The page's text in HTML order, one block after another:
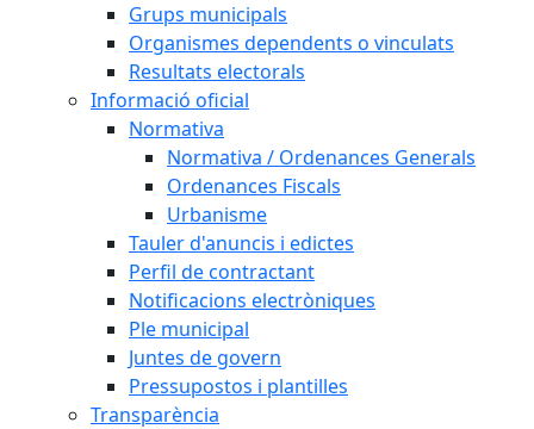
Grups municipals
Organismes dependents o vinculats
Resultats electorals
Informació oficial
Normativa
Normativa / Ordenances Generals
Ordenances Fiscals
Urbanisme
Tauler d'anuncis i edictes
Perfil de contractant
Notificacions electròniques
Ple municipal
Juntes de govern
Pressupostos i plantilles
Transparència